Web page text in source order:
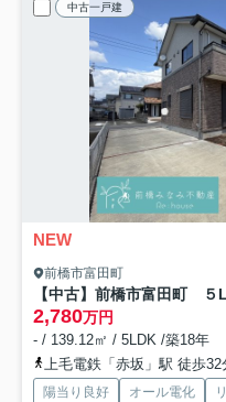
中古一戸建
NEW
前橋市富田町
【中古】前橋市富田町 ５
2,780万円
- / 139.12㎡ / 5LDK /築18年
上毛電鉄「赤坂」駅 徒歩32
陽当り良好 オール電化